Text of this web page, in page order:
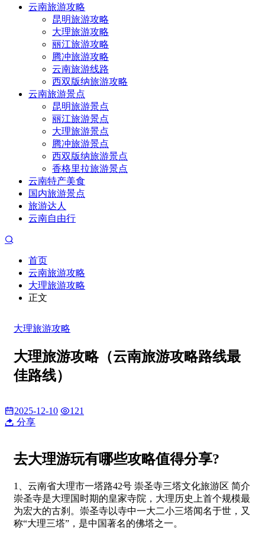
云南旅游攻略
昆明旅游攻略
大理旅游攻略
丽江旅游攻略
腾冲旅游攻略
云南旅游线路
西双版纳旅游攻略
云南旅游景点
昆明旅游景点
丽江旅游景点
大理旅游景点
腾冲旅游景点
西双版纳旅游景点
香格里拉旅游景点
云南特产美食
国内旅游景点
旅游达人
云南自由行
首页
云南旅游攻略
大理旅游攻略
正文
大理旅游攻略
大理旅游攻略（云南旅游攻略路线最
佳路线）
2025-12-10
121
分享
去大理游玩有哪些攻略值得分享?
1、云南省大理市一塔路42号 崇圣寺三塔文化旅游区 简介
崇圣寺是大理国时期的皇家寺院，大理历史上首个规模最
为宏大的古刹。崇圣寺以寺中一大二小三塔闻名于世，又
称“大理三塔”，是中国著名的佛塔之一。